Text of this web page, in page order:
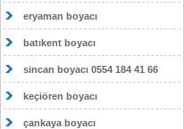
eryaman boyacı
batıkent boyacı
sincan boyacı 0554 184 41 66
keçiören boyacı
çankaya boyacı